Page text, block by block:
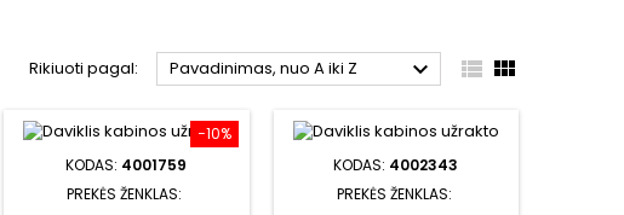
Rikiuoti pagal: Pavadinimas, nuo A iki Z   
−10%
KODAS: 4001759
PREKĖS ŽENKLAS:
KODAS: 4002343
PREKĖS ŽENKLAS: